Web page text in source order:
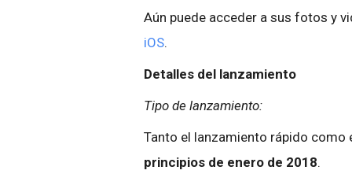
Aún puede acceder a sus fotos y
iOS.
Detalles del lanzamiento
Tipo de lanzamiento:
Tanto el lanzamiento rápido
principios de enero de 2018.